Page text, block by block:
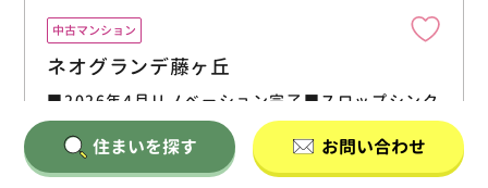
中古マンション
ネオグランデ藤ヶ丘
■2026年4月リノベーション完了■スロップシンク
付き広々バルコニー！
2,390万円
住まいを探す お問い合わせ